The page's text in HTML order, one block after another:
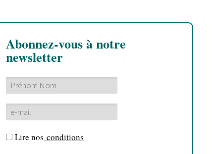
Abonnez-vous à notre
newsletter
Lire nos conditions